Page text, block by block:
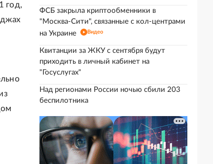
год,
ФСБ закрыла криптообменники в
"Москва-Сити", связанные с кол-центрами
на Украине
Видео
Квитанции за ЖКУ с сентября будут
приходить в личный кабинет на
"Госуслугах"
Над регионами России ночью сбили 203
беспилотника